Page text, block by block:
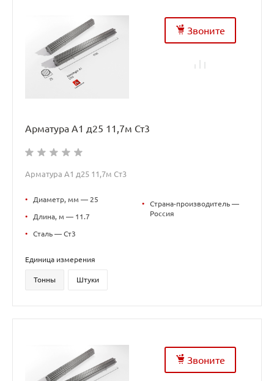
Звоните
Арматура А1 д25 11,7м Ст3
Арматура А1 д25 11,7м Ст3
• Диаметр, мм — 25
• Длина, м — 11.7
• Сталь — Ст3
•
Страна-производитель —
Россия
Единица измерения
Тонны Штуки
Звоните